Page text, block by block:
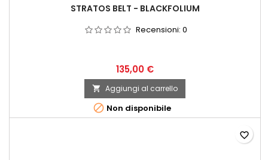
STRATOS BELT - BLACKFOLIUM
Recensioni: 0
135,00 €
 Aggiungi al carrello
 Non disponibile
favorite_border